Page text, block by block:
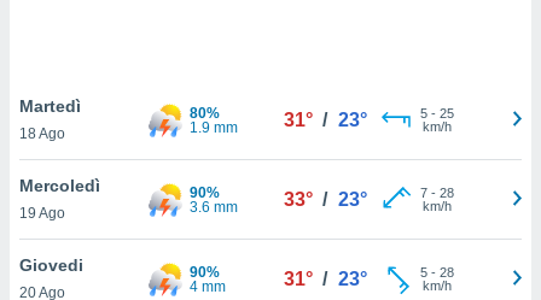
In
ti
per
nel
Martedì
18 Ago
80%
1.9 mm
31° / 23° 5- 25
km/h
Mercoledì
19 Ago
90%
3.6 mm
33° / 23° 7- 28
km/h
Giovedi
20 Ago
90%
4 mm
31° / 23° 5- 28
km/h